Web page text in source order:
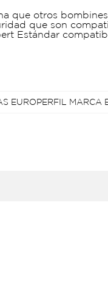
que otros
que son
Estándar
EUROPERFIL MARCA